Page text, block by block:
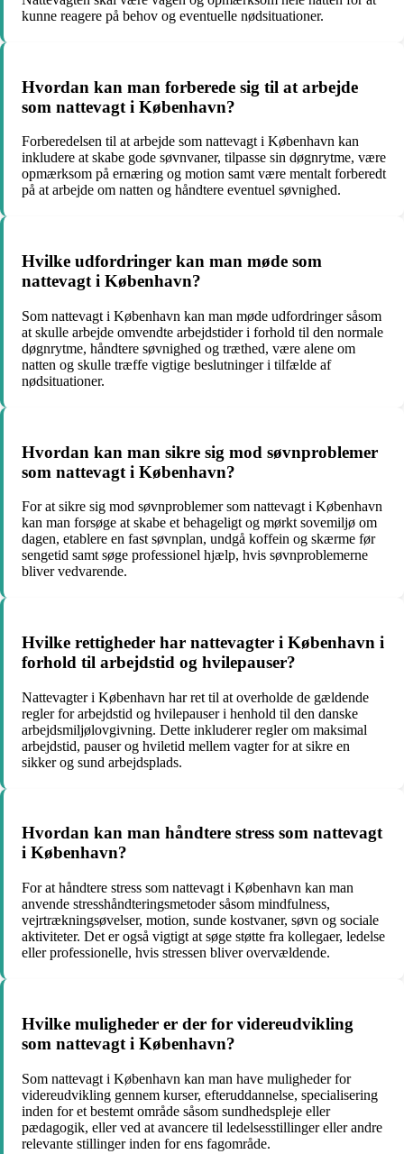
kunne reagere på behov og eventuelle nødsituationer.
Hvordan kan man forberede sig til at arbejde
som nattevagt i København?
Forberedelsen til at arbejde som nattevagt i København kan
inkludere at skabe gode søvnvaner, tilpasse sin døgnrytme, være
opmærksom på ernæring og motion samt være mentalt forberedt
på at arbejde om natten og håndtere eventuel søvnighed.
Hvilke udfordringer kan man møde som
nattevagt i København?
Som nattevagt i København kan man møde udfordringer såsom
at skulle arbejde omvendte arbejdstider i forhold til den normale
døgnrytme, håndtere søvnighed og træthed, være alene om
natten og skulle træffe vigtige beslutninger i tilfælde af
nødsituationer.
Hvordan kan man sikre sig mod søvnproblemer
som nattevagt i København?
For at sikre sig mod søvnproblemer som nattevagt i København
kan man forsøge at skabe et behageligt og mørkt sovemiljø om
dagen, etablere en fast søvnplan, undgå koffein og skærme før
sengetid samt søge professionel hjælp, hvis søvnproblemerne
bliver vedvarende.
Hvilke rettigheder har nattevagter i København i
forhold til arbejdstid og hvilepauser?
Nattevagter i København har ret til at overholde de gældende
regler for arbejdstid og hvilepauser i henhold til den danske
arbejdsmiljølovgivning. Dette inkluderer regler om maksimal
arbejdstid, pauser og hviletid mellem vagter for at sikre en
sikker og sund arbejdsplads.
Hvordan kan man håndtere stress som nattevagt
i København?
For at håndtere stress som nattevagt i København kan man
anvende stresshåndteringsmetoder såsom mindfulness,
vejrtrækningsøvelser, motion, sunde kostvaner, søvn og sociale
aktiviteter. Det er også vigtigt at søge støtte fra kollegaer, ledelse
eller professionelle, hvis stressen bliver overvældende.
Hvilke muligheder er der for videreudvikling
som nattevagt i København?
Som nattevagt i København kan man have muligheder for
videreudvikling gennem kurser, efteruddannelse, specialisering
inden for et bestemt område såsom sundhedspleje eller
pædagogik, eller ved at avancere til ledelsesstillinger eller andre
relevante stillinger inden for ens fagområde.